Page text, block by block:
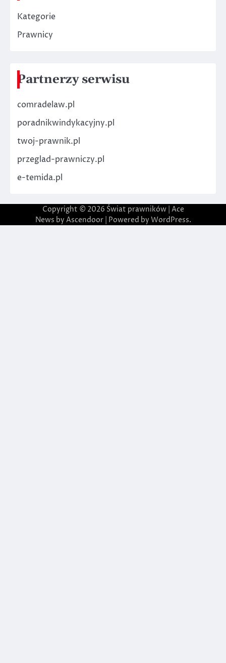
Kategorie
Prawnicy
Partnerzy serwisu
comradelaw.pl
poradnikwindykacyjny.pl
twoj-prawnik.pl
przeglad-prawniczy.pl
e-temida.pl
Copyright © 2026 Świat prawników| Ace
News by Ascendoor| Powered by WordPress.